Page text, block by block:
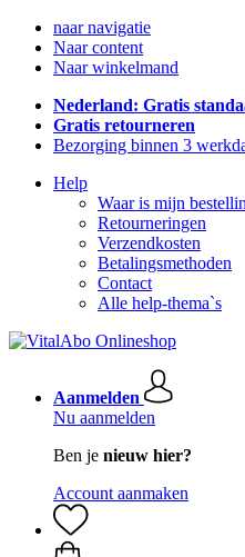
naar navigatie
Naar content
Naar winkelmand
Nederland: Gratis
Gratis retourneren
Bezorging binnen 3
Help
Waar is mijn
Retourneringen
Verzendkosten
Betalingsmethoden
Contact
Alle help-thema`s
Aanmelden
Nu aanmelden
Ben je nieuw hier?
Account aanmaken